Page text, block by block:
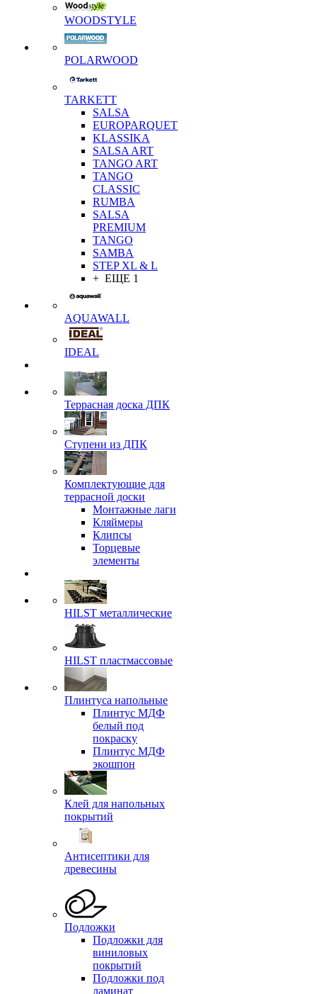
WOODSTYLE
POLARWOOD
TARKETT
SALSA
EUROPARQUET
KLASSIKA
SALSA ART
TANGO ART
TANGO
CLASSIC
RUMBA
SALSA
PREMIUM
TANGO
SAMBA
STEP XL & L
+ ЕЩЕ 1
AQUAWALL
IDEAL
Террасная доска ДПК
Ступени из ДПК
Комплектующие для
террасной доски
Монтажные лаги
Кляймеры
Клипсы
Торцевые
элементы
HILST металлические
HILST пластмассовые
Плинтуса напольные
Плинтус МДФ
белый под
покраску
Плинтус МДФ
экошпон
Клей для напольных
покрытий
Антисептики для
древесины
Подложки
Подложки для
виниловых
покрытий
Подложки под
ламинат